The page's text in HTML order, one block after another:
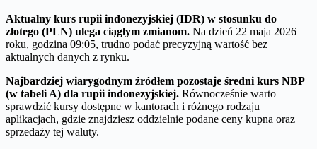
Aktualny kurs rupii indonezyjskiej (IDR) w stosunku do
złotego (PLN) ulega ciągłym zmianom. Na dzień 22 maja 2026
roku, godzina 09:05, trudno podać precyzyjną wartość bez
aktualnych danych z rynku.
Najbardziej wiarygodnym źródłem pozostaje średni kurs NBP
(w tabeli A) dla rupii indonezyjskiej. Równocześnie warto
sprawdzić kursy dostępne w kantorach i różnego rodzaju
aplikacjach, gdzie znajdziesz oddzielnie podane ceny kupna oraz
sprzedaży tej waluty.